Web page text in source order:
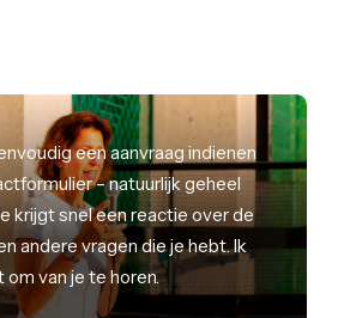
een aanvraag indienen
– natuurlijk geheel
krijgt snel een reactie over de
andere vragen die je hebt. Ik
om van je te horen.